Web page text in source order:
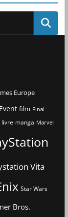
Europe
Event film Final
livre manga Marvel
Vita
Star Wars
Bros.